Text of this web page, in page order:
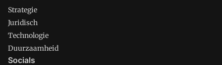
Strategie
Juridisch
Technologie
Duurzaamheid
Socials